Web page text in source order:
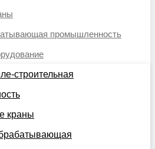
промышленность
строительная
краны